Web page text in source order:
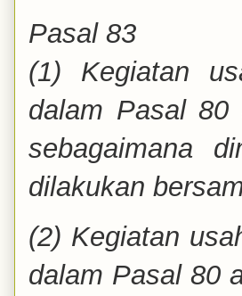
Pasal 83
(1) Kegiatan
dalam Pasal 80
sebagaimana
dilakukan
(2) Kegiatan
dalam Pasal 80